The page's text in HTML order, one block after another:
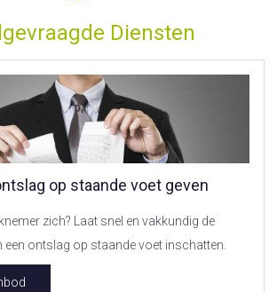
Diensten
op staande voet geven
zich? Laat snel en vakkundig de
een ontslag op staande voet inschatten.